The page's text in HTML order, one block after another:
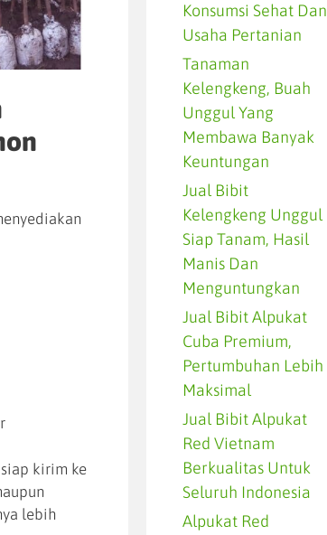
kirim ke
lebih
Konsumsi Sehat Dan
Usaha Pertanian
Tanaman
Kelengkeng, Buah
Unggul Yang
Membawa Banyak
Keuntungan
Jual Bibit
Kelengkeng Unggul
Siap Tanam, Hasil
Manis Dan
Menguntungkan
Jual Bibit Alpukat
Cuba Premium,
Pertumbuhan Lebih
Maksimal
Jual Bibit Alpukat
Red Vietnam
Berkualitas Untuk
Seluruh Indonesia
Alpukat Red